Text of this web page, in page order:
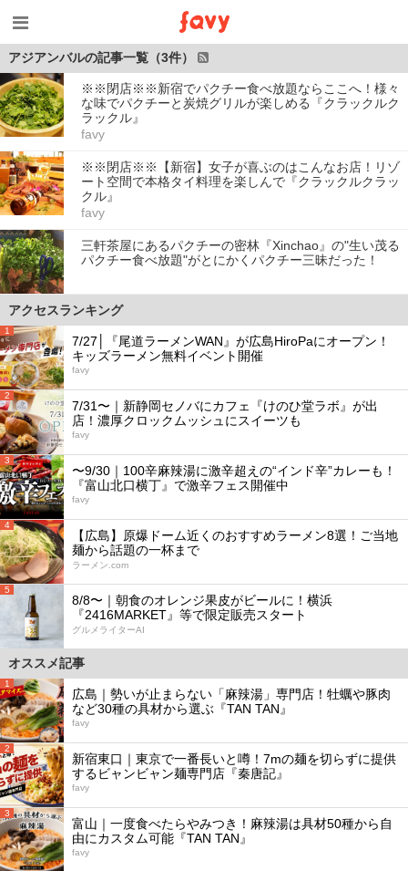
アジアンバルの記事一覧（3件）
※※閉店※※新宿でパクチー食べ放題ならここへ！様々
な味でパクチーと炭焼グリルが楽しめる『クラックルク
ラックル』
favy
※※閉店※※【新宿】女子が喜ぶのはこんなお店！リゾ
ート空間で本格タイ料理を楽しんで『クラックルクラッ
クル』
favy
三軒茶屋にあるパクチーの密林『Xinchao』の"生い茂る
パクチー食べ放題"がとにかくパクチー三昧だった！
アクセスランキング
1
7/27│『尾道ラーメンWAN』が広島HiroPaにオープン！
キッズラーメン無料イベント開催
favy
2
7/31〜｜新静岡セノバにカフェ『けのひ堂ラボ』が出
店！濃厚クロックムッシュにスイーツも
favy
3
〜9/30｜100辛麻辣湯に激辛超えの“インド辛”カレーも！
『富山北口横丁』で激辛フェス開催中
favy
4
【広島】原爆ドーム近くのおすすめラーメン8選！ご当地
麺から話題の一杯まで
ラーメン.com
5
8/8〜｜朝食のオレンジ果皮がビールに！横浜
『2416MARKET』等で限定販売スタート
グルメライターAI
オススメ記事
1
広島｜勢いが止まらない「麻辣湯」専門店！牡蠣や豚肉
など30種の具材から選ぶ『TAN TAN』
favy
2
新宿東口｜東京で一番長いと噂！7mの麺を切らずに提供
するビャンビャン麺専門店『秦唐記』
favy
3
富山｜一度食べたらやみつき！麻辣湯は具材50種から自
由にカスタム可能『TAN TAN』
favy